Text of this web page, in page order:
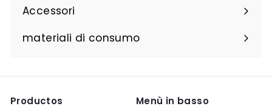
Accessori
materiali di consumo
Productos Menù in basso